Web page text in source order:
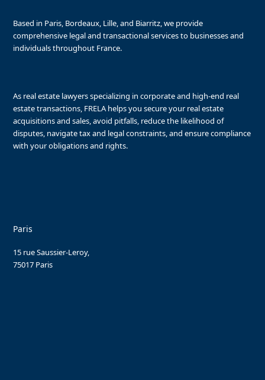
Based in Paris, Bordeaux, Lille, and Biarritz, we provide
comprehensive legal and transactional services to businesses and
individuals throughout France.
As real estate lawyers specializing in corporate and high-end real
estate transactions, FRELA helps you secure your real estate
acquisitions and sales, avoid pitfalls, reduce the likelihood of
disputes, navigate tax and legal constraints, and ensure compliance
with your obligations and rights.
Paris
15 rue Saussier-Leroy,
75017 Paris